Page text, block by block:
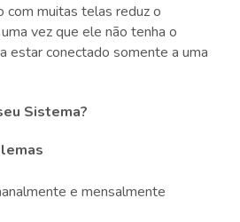
com muitas telas reduz o
vez que ele não tenha o
estar conectado somente a uma
Sistema?
e mensalmente